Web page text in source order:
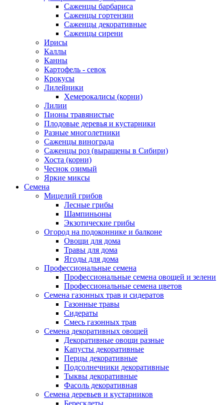
Саженцы барбариса
Саженцы гортензии
Саженцы декоративные
Саженцы сирени
Ирисы
Каллы
Канны
Картофель - севок
Крокусы
Лилейники
Хемерокалисы (корни)
Лилии
Пионы травянистые
Плодовые деревья и кустарники
Разные многолетники
Саженцы винограда
Саженцы роз (выращены в Сибири)
Хоста (корни)
Чеснок озимый
Яркие миксы
Семена
Мицелий грибов
Лесные грибы
Шампиньоны
Экзотические грибы
Огород на подоконнике и балконе
Овощи для дома
Травы для дома
Ягоды для дома
Профессиональные семена
Профессиональные семена овощей и зелени
Профессиональные семена цветов
Семена газонных трав и сидератов
Газонные травы
Сидераты
Смесь газонных трав
Семена декоративных овощей
Декоративные овощи разные
Капусты декоративные
Перцы декоративные
Подсолнечники декоративные
Тыквы декоративные
Фасоль декоративная
Семена деревьев и кустарников
Бересклеты